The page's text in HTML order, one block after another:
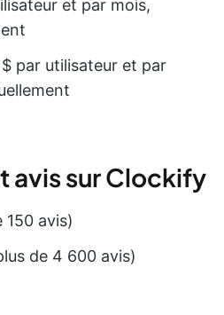
et par mois,
$ par utilisateur et par
avis sur Clockify
150 avis)
de 4 600 avis)